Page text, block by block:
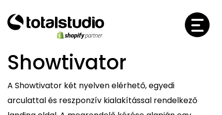
Showtivator
A Showtivator két nyelven elérhető, egyedi
arculattal és reszponzív kialakítással rendelkező